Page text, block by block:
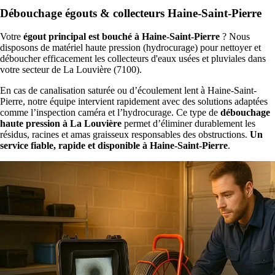
Débouchage égouts & collecteurs Haine-Saint-Pierre
Votre égout principal est bouché à Haine-Saint-Pierre ? Nous
disposons de matériel haute pression (hydrocurage) pour nettoyer et
déboucher efficacement les collecteurs d'eaux usées et pluviales dans
votre secteur de La Louvière (7100).
En cas de canalisation saturée ou d’écoulement lent à Haine-Saint-
Pierre, notre équipe intervient rapidement avec des solutions adaptées
comme l’inspection caméra et l’hydrocurage. Ce type de débouchage
haute pression à La Louvière permet d’éliminer durablement les
résidus, racines et amas graisseux responsables des obstructions. Un
service fiable, rapide et disponible à Haine-Saint-Pierre.